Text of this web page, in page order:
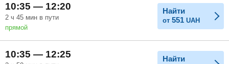
10:35 — 12:20
2 ч 45 мин в пути
прямой
Найти
от 551 UAH
10:35 — 12:25 Найти